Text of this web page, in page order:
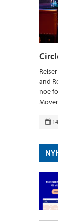
and
noe